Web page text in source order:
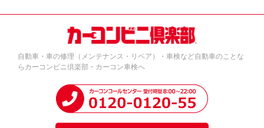
自動車・車の修理（メンテナンス・リペア）・車検など自動車のことな
らカーコンビニ倶楽部・カーコン車検へ